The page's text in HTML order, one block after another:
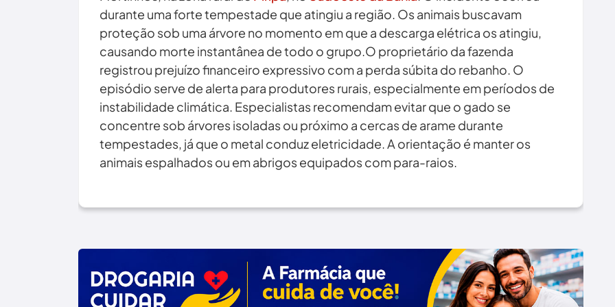
durante uma forte tempestade que atingiu a região. Os animais buscavam
proteção sob uma árvore no momento em que a descarga elétrica os atingiu,
causando morte instantânea de todo o grupo.O proprietário da fazenda
registrou prejuízo financeiro expressivo com a perda súbita do rebanho. O
episódio serve de alerta para produtores rurais, especialmente em períodos de
instabilidade climática. Especialistas recomendam evitar que o gado se
concentre sob árvores isoladas ou próximo a cercas de arame durante
tempestades, já que o metal conduz eletricidade. A orientação é manter os
animais espalhados ou em abrigos equipados com para-raios.